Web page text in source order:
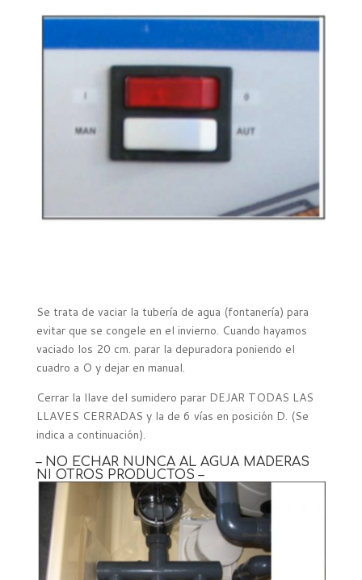
Se trata de vaciar la tubería de agua (fontanería) para
evitar que se congele en el invierno. Cuando hayamos
vaciado los 20 cm. parar la depuradora poniendo el
cuadro a O y dejar en manual.
Cerrar la llave del sumidero parar DEJAR TODAS LAS
LLAVES CERRADAS y la de 6 vías en posición D. (Se
indica a continuación).
– NO ECHAR NUNCA AL AGUA MADERAS
NI OTROS PRODUCTOS –